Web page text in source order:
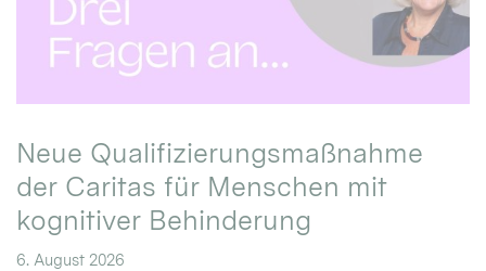
Neue Qualifizierungsmaßnahme
der Caritas für Menschen mit
kognitiver Behinderung
6. August 2026